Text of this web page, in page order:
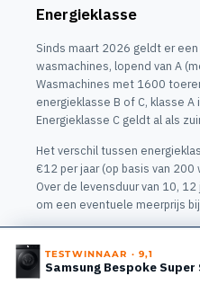
TESTWINNAAR · 9,1
Samsung Bespoke Super
Energieklasse
Sinds maart 2026 geldt er een
wasmachines, lopend van A
Wasmachines met 1600
energieklasse B of C, klasse
Energieklasse C geldt al als
Het verschil tussen
€12 per jaar (op basis van
Over de levensduur van 10,
om een eventuele meerprijs
Het vulgewicht bij